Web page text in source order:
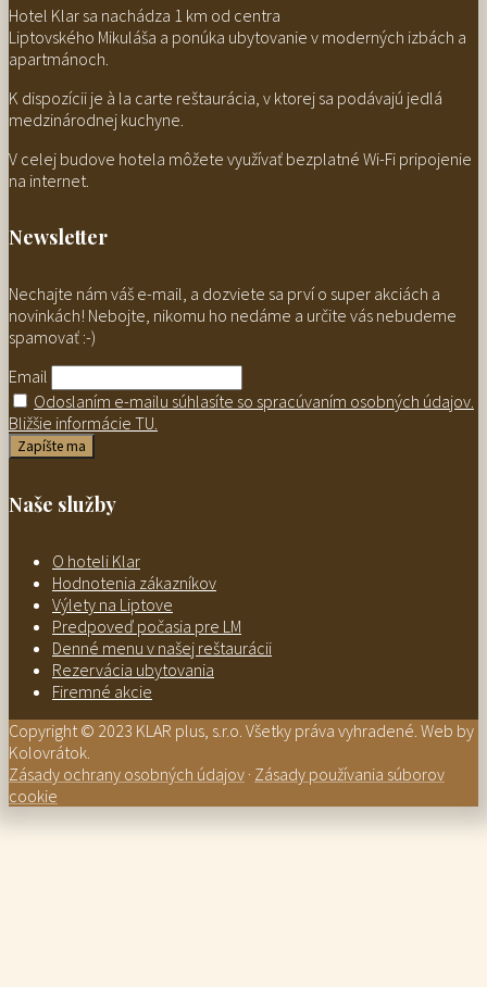
Hotel Klar sa nachádza 1 km od centra
Liptovského Mikuláša a ponúka ubytovanie v moderných izbách a
apartmánoch.
K dispozícii je à la carte reštaurácia, v ktorej sa podávajú jedlá
medzinárodnej kuchyne.
V celej budove hotela môžete využívať bezplatné Wi-Fi pripojenie
na internet.
Newsletter
Nechajte nám váš e-mail, a dozviete sa prví o super akciách a
novinkách! Nebojte, nikomu ho nedáme a určite vás nebudeme
spamovať :-)
Email
Odoslaním e-mailu súhlasíte so spracúvaním osobných údajov.
Bližšie informácie TU.
Naše služby
O hoteli Klar
Hodnotenia zákazníkov
Výlety na Liptove
Predpoveď počasia pre LM
Denné menu v našej reštaurácii
Rezervácia ubytovania
Firemné akcie
Copyright © 2023 KLAR plus, s.r.o. Všetky práva vyhradené. Web by
Kolovrátok.
Zásady ochrany osobných údajov · Zásady používania súborov
cookie